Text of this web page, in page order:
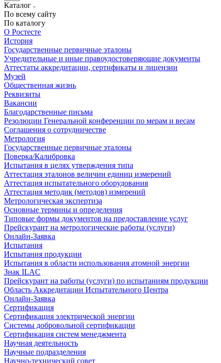
Каталог
По всему сайту
По каталогу
О Ростесте
История
Государственные первичные эталоны
Учредительные и иные правоудостоверяющие документы
Аттестаты аккредитации, сертификаты и лицензии
Музей
Общественная жизнь
Реквизиты
Вакансии
Благодарственные письма
Резолюции Генеральной конференции по мерам и весам
Соглашения о сотрудничестве
Метрология
Государственные первичные эталоны
Поверка/Калибровка
Испытания в целях утверждения типа
Аттестация эталонов величин единиц измерений
Аттестация испытательного оборудования
Аттестация методик (методов) измерений
Метрологическая экспертиза
Основные термины и определения
Типовые формы документов на предоставление услуг
Прейскурант на метрологические работы (услуги)
Онлайн-Заявка
Испытания
Испытания продукции
Испытания в области использования атомной энергии
Знак ILAC
Прейскурант на работы (услуги) по испытаниям продукции
Область Аккредитации Испытательного Центра
Онлайн-Заявка
Сертификация
Сертификация электрической энергии
Системы добровольной сертификации
Сертификация систем менеджмента
Научная деятельность
Научные подразделения
Научно-технический совет